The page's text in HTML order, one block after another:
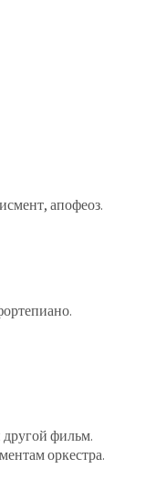
апофеоз.
другой фильм.
оркестра.